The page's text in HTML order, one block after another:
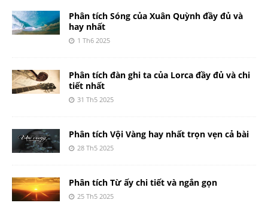
Phân tích Sóng của Xuân Quỳnh đầy đủ và
hay nhất
1 Th6 2025
Phân tích đàn ghi ta của Lorca đầy đủ và chi
tiết nhất
31 Th5 2025
Phân tích Vội Vàng hay nhất trọn vẹn cả bài
28 Th5 2025
Phân tích Từ ấy chi tiết và ngắn gọn
25 Th5 2025